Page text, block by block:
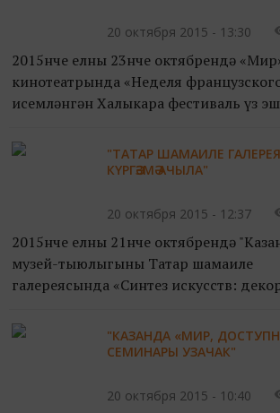
20 октября 2015 - 13:30
2015нче елның 23нче октябрендә
кинотеатрында «Неделя
исемләнгән Халыкара фестиваль үз
Франсез Казань» үзәге белән бе...
"ТАТАР ШАМАИЛЕ
КҮРГӘЗМӘ АЧЫЛА"
20 октября 2015 - 12:37
2015нче елның 21нче октябрендә
музей-тыюлыгының Татар шамаиле
галереясында «Синтез искусств:
башлап җибәрәчәк."КАЗАНДА «МИР,
СЕМИНАРЫ УЗАЧАК"
20 октября 2015 - 10:40